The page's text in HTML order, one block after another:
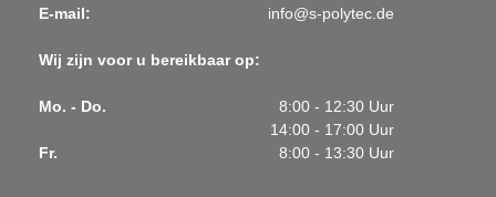
E-mail:
info@s-polytec.de
Wij zijn voor u bereikbaar op:
Mo. - Do.
8:00 - 12:30 Uur
14:00 - 17:00 Uur
Fr.
8:00 - 13:30 Uur